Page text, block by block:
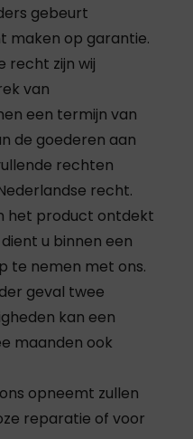
gebeurt
maken op garantie.
recht zijn wij
van
een termijn van
de goederen aan
rechten
recht.
het product ontdekt
u binnen een
te nemen met ons.
geval twee
kan een
maanden ook
opneemt zullen
reparatie of voor